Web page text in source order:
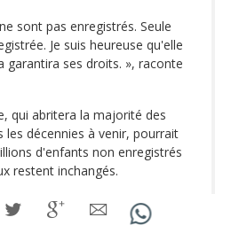
sont pas enregistrés. Seule
Je suis heureuse qu'elle
garantira ses droits. », raconte
qui abritera la majorité des
décennies à venir, pourrait
d'enfants non enregistrés
restent inchangés.